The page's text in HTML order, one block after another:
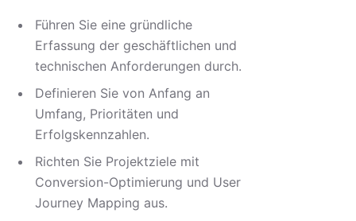
Führen Sie eine gründliche
Erfassung der geschäftlichen und
technischen Anforderungen durch.
Definieren Sie von Anfang an
Umfang, Prioritäten und
Erfolgskennzahlen.
Richten Sie Projektziele mit
Conversion-Optimierung und User
Journey Mapping aus.